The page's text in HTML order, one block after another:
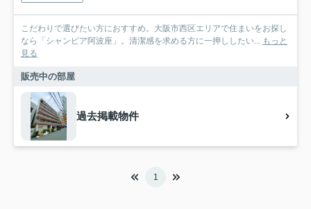
こだわりで選びたい方におすすめ。大阪市西区エリアで住まいをお探し
なら「シャンピア阿波座」。清潔感を求める方に一押ししたい... もっと
見る
販売中の部屋
過去掲載物件
1